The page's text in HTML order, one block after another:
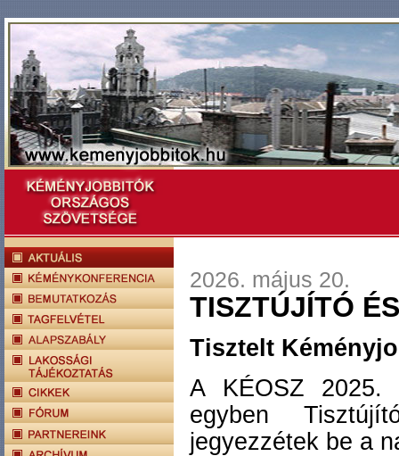
2026. május 20.
TISZTÚJÍTÓ
Tisztelt
A KÉOSZ 2025.
egyben
jegyezzétek be a